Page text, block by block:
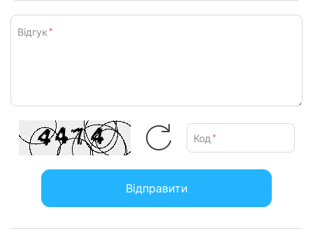
Відгук *
Код *
Відправити